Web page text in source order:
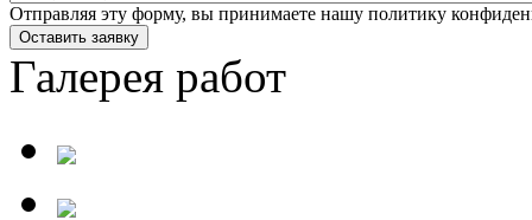
Отправляя эту форму, вы принимаете нашу политику
Оставить заявку
Галерея работ